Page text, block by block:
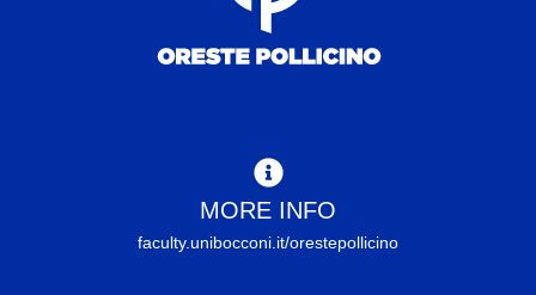
MORE INFO
faculty.unibocconi.it/orestepollicino